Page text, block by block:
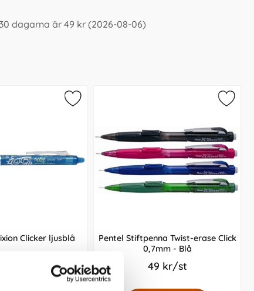
dagarna är 49 kr (2026-08-06)
Clicker ljusblå
Pentel Stiftpenna Twist-erase Click
0,7mm - Blå
49 kr/st